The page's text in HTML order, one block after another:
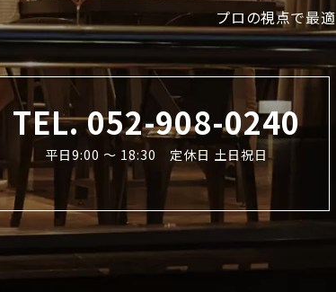
プロの視点で最
TEL. 052-908-0240
平日9:00 〜 18:30 定休日 土日祝日